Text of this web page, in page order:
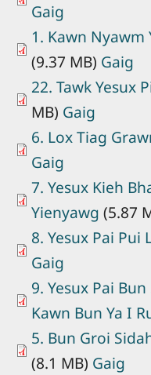
Gaig
1. Kawn Nyawm
(9.37 MB) Gaig
22. Tawk Yesux
MB) Gaig
6. Lox Tiag
Gaig
7. Yesux Kieh
Yienyawg (5.87
8. Yesux Pai Pui
Gaig
9. Yesux Pai
Kawn Bun Ya I
5. Bun Groi
(8.1 MB) Gaig